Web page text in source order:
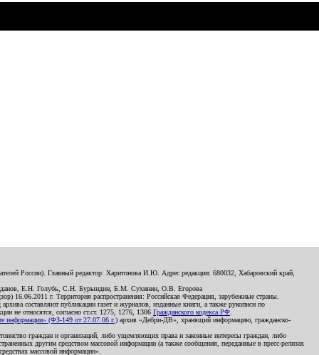
России). Главный редактор: Харитонова И.Ю. Адрес редакции: 680032, Хабаровский край,
Е.Н. Голубь, С.Н. Бурындин, Б.М. Сухинин, О.В. Егорова
16.06.2011 г. Территория распространения: Российская Федерация, зарубежные страны.
составляют публикации газет и журналов, изданные книги, а также рукописи по
не относятся, согласно ст.ст. 1275, 1276, 1306 Гражданского кодекса РФ
информации» (ФЗ-149 от 27.07.06 г.) архив «Дебри-ДВ», хранящий информацию, гражданско-
граждан и организаций, либо ущемляющих права и законные интересы граждан, либо
другим средством массовой информации (а также сообщения, переданные в пресс-релизах
массовой информации».